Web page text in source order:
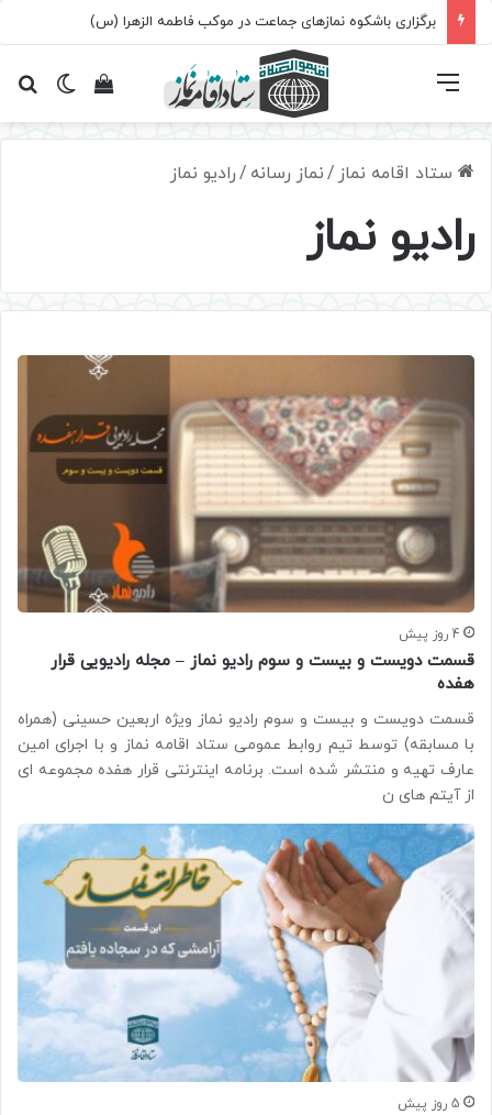
برگزاری باشکوه نمازهای جماعت در موکب فاطمه الزهرا (س)
تغییرمشاهده فهرست
ستاد اقامه نماز /نماز رسانه /رادیو نماز
رادیو نماز
4 روز پیش
قسمت دویست و بیست و سوم رادیو نماز – مجله رادیویی قرار
هفده
قسمت دویست و بیست و سوم رادیو نماز ویژه اربعین حسینی (همراه
با مسابقه) توسط تیم روابط عمومی ستاد اقامه نماز و با اجرای امین
عارف تهیه و منتشر شده است. برنامه اینترنتی قرار هفده مجموعه ای
از آیتم های ن
5 روز پیش